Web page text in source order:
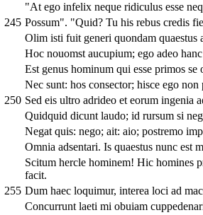
"At ego infelix neque ridiculus esse
245 Possum". "Quid? Tu his rebus credis
Olim isti fuit generi quondam quaestus
Hoc nouomst aucupium; ego adeo
Est genus hominum qui esse primos
Nec sunt: hos consector; hisce ego non
250 Sed eis ultro adrideo et eorum ingenia
Quidquid dicunt laudo; id rursum si
Negat quis: nego; ait: aio; postremo
Omnia adsentari. Is quaestus nunc est
Scitum hercle hominem! Hic homines
facit.
255 Dum haec loquimur, interea loci ad
Concurrunt laeti mi obuiam